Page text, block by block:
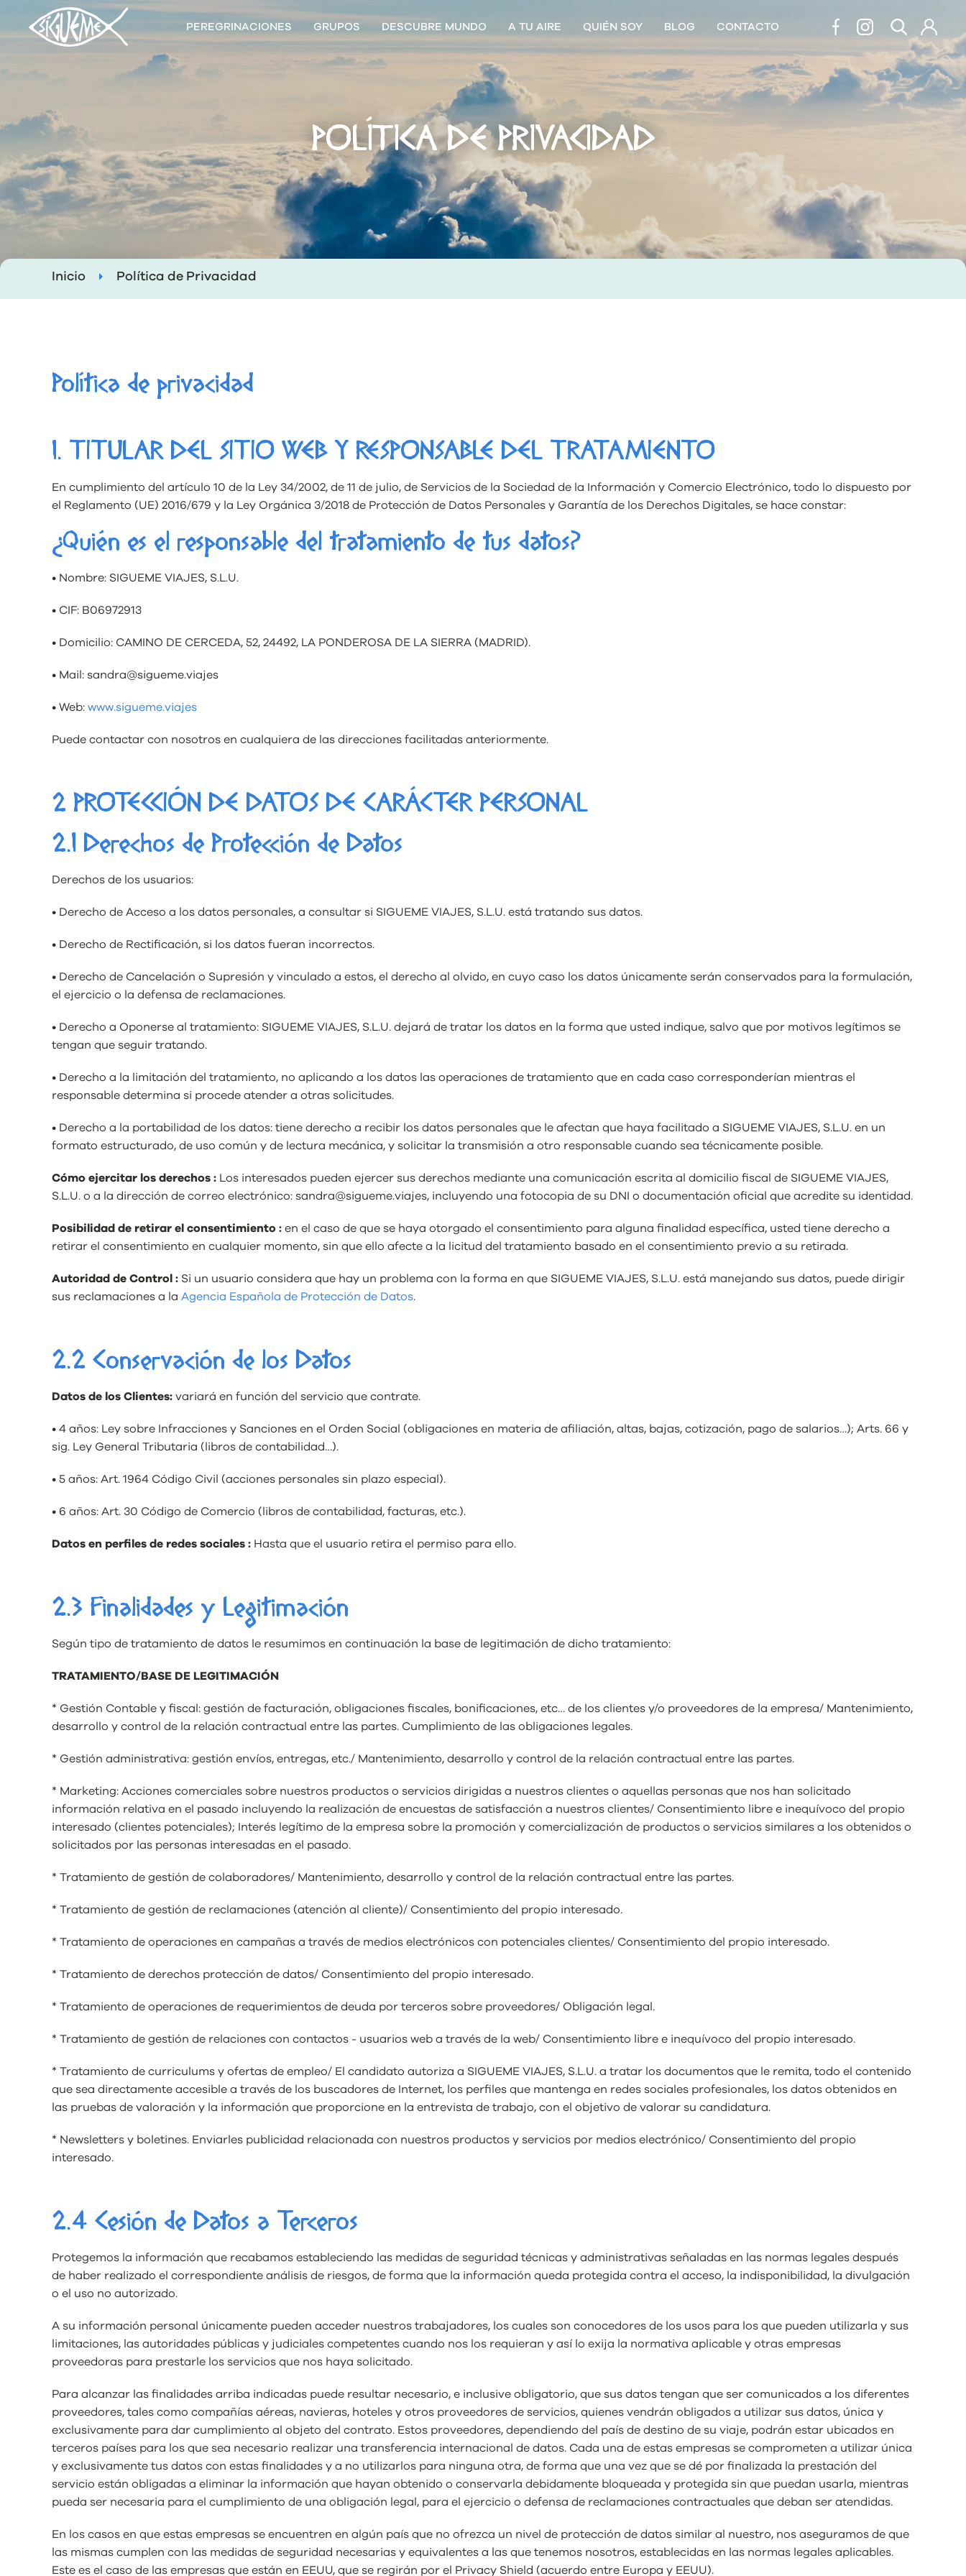
PEREGRINACIONES GRUPOS DESCUBRE MUNDO A TU AIRE QUIÉN SOY BLOG CONTACTO
POLÍTICA DE PRIVACIDAD
Inicio Política de Privacidad
Política de privacidad
1. TITULAR DEL SITIO WEB Y RESPONSABLE DEL TRATAMIENTO
En cumplimiento del artículo 10 de la Ley 34/2002, de 11 de julio, de Servicios de la Sociedad de la Información y Comercio Electrónico, todo lo dispuesto por
el Reglamento (UE) 2016/679 y la Ley Orgánica 3/2018 de Protección de Datos Personales y Garantía de los Derechos Digitales, se hace constar:
¿Quién es el responsable del tratamiento de tus datos?
• Nombre: SIGUEME VIAJES, S.L.U.
• CIF: B06972913
• Domicilio: CAMINO DE CERCEDA, 52, 24492, LA PONDEROSA DE LA SIERRA (MADRID).
• Mail: sandra@sigueme.viajes
• Web: www.sigueme.viajes
Puede contactar con nosotros en cualquiera de las direcciones facilitadas anteriormente.
2 PROTECCIÓN DE DATOS DE CARÁCTER PERSONAL
2.1 Derechos de Protección de Datos
Derechos de los usuarios:
• Derecho de Acceso a los datos personales, a consultar si SIGUEME VIAJES, S.L.U. está tratando sus datos.
• Derecho de Rectificación, si los datos fueran incorrectos.
• Derecho de Cancelación o Supresión y vinculado a estos, el derecho al olvido, en cuyo caso los datos únicamente serán conservados para la formulación,
el ejercicio o la defensa de reclamaciones.
• Derecho a Oponerse al tratamiento: SIGUEME VIAJES, S.L.U. dejará de tratar los datos en la forma que usted indique, salvo que por motivos legítimos se
tengan que seguir tratando.
• Derecho a la limitación del tratamiento, no aplicando a los datos las operaciones de tratamiento que en cada caso corresponderían mientras el
responsable determina si procede atender a otras solicitudes.
• Derecho a la portabilidad de los datos: tiene derecho a recibir los datos personales que le afectan que haya facilitado a SIGUEME VIAJES, S.L.U. en un
formato estructurado, de uso común y de lectura mecánica, y solicitar la transmisión a otro responsable cuando sea técnicamente posible.
Cómo ejercitar los derechos : Los interesados pueden ejercer sus derechos mediante una comunicación escrita al domicilio fiscal de SIGUEME VIAJES,
S.L.U. o a la dirección de correo electrónico: sandra@sigueme.viajes, incluyendo una fotocopia de su DNI o documentación oficial que acredite su identidad.
Posibilidad de retirar el consentimiento : en el caso de que se haya otorgado el consentimiento para alguna finalidad específica, usted tiene derecho a
retirar el consentimiento en cualquier momento, sin que ello afecte a la licitud del tratamiento basado en el consentimiento previo a su retirada.
Autoridad de Control : Si un usuario considera que hay un problema con la forma en que SIGUEME VIAJES, S.L.U. está manejando sus datos, puede dirigir
sus reclamaciones a la Agencia Española de Protección de Datos.
2.2 Conservación de los Datos
Datos de los Clientes: variará en función del servicio que contrate.
• 4 años: Ley sobre Infracciones y Sanciones en el Orden Social (obligaciones en materia de afiliación, altas, bajas, cotización, pago de salarios…); Arts. 66 y
sig. Ley General Tributaria (libros de contabilidad…).
• 5 años: Art. 1964 Código Civil (acciones personales sin plazo especial).
• 6 años: Art. 30 Código de Comercio (libros de contabilidad, facturas, etc.).
Datos en perfiles de redes sociales : Hasta que el usuario retira el permiso para ello.
2.3 Finalidades y Legitimación
Según tipo de tratamiento de datos le resumimos en continuación la base de legitimación de dicho tratamiento:
TRATAMIENTO/BASE DE LEGITIMACIÓN
* Gestión Contable y fiscal: gestión de facturación, obligaciones fiscales, bonificaciones, etc… de los clientes y/o proveedores de la empresa/ Mantenimiento,
desarrollo y control de la relación contractual entre las partes. Cumplimiento de las obligaciones legales.
* Gestión administrativa: gestión envíos, entregas, etc./ Mantenimiento, desarrollo y control de la relación contractual entre las partes.
* Marketing: Acciones comerciales sobre nuestros productos o servicios dirigidas a nuestros clientes o aquellas personas que nos han solicitado
información relativa en el pasado incluyendo la realización de encuestas de satisfacción a nuestros clientes/ Consentimiento libre e inequívoco del propio
interesado (clientes potenciales); Interés legítimo de la empresa sobre la promoción y comercialización de productos o servicios similares a los obtenidos o
solicitados por las personas interesadas en el pasado.
* Tratamiento de gestión de colaboradores/ Mantenimiento, desarrollo y control de la relación contractual entre las partes.
* Tratamiento de gestión de reclamaciones (atención al cliente)/ Consentimiento del propio interesado.
* Tratamiento de operaciones en campañas a través de medios electrónicos con potenciales clientes/ Consentimiento del propio interesado.
* Tratamiento de derechos protección de datos/ Consentimiento del propio interesado.
* Tratamiento de operaciones de requerimientos de deuda por terceros sobre proveedores/ Obligación legal.
* Tratamiento de gestión de relaciones con contactos - usuarios web a través de la web/ Consentimiento libre e inequívoco del propio interesado.
* Tratamiento de curriculums y ofertas de empleo/ El candidato autoriza a SIGUEME VIAJES, S.L.U. a tratar los documentos que le remita, todo el contenido
que sea directamente accesible a través de los buscadores de Internet, los perfiles que mantenga en redes sociales profesionales, los datos obtenidos en
las pruebas de valoración y la información que proporcione en la entrevista de trabajo, con el objetivo de valorar su candidatura.
* Newsletters y boletines. Enviarles publicidad relacionada con nuestros productos y servicios por medios electrónico/ Consentimiento del propio
interesado.
2.4 Cesión de Datos a Terceros
Protegemos la información que recabamos estableciendo las medidas de seguridad técnicas y administrativas señaladas en las normas legales después
de haber realizado el correspondiente análisis de riesgos, de forma que la información queda protegida contra el acceso, la indisponibilidad, la divulgación
o el uso no autorizado.
A su información personal únicamente pueden acceder nuestros trabajadores, los cuales son conocedores de los usos para los que pueden utilizarla y sus
limitaciones, las autoridades públicas y judiciales competentes cuando nos los requieran y así lo exija la normativa aplicable y otras empresas
proveedoras para prestarle los servicios que nos haya solicitado.
Para alcanzar las finalidades arriba indicadas puede resultar necesario, e inclusive obligatorio, que sus datos tengan que ser comunicados a los diferentes
proveedores, tales como compañías aéreas, navieras, hoteles y otros proveedores de servicios, quienes vendrán obligados a utilizar sus datos, única y
exclusivamente para dar cumplimiento al objeto del contrato. Estos proveedores, dependiendo del país de destino de su viaje, podrán estar ubicados en
terceros países para los que sea necesario realizar una transferencia internacional de datos. Cada una de estas empresas se comprometen a utilizar única
y exclusivamente tus datos con estas finalidades y a no utilizarlos para ninguna otra, de forma que una vez que se dé por finalizada la prestación del
servicio están obligadas a eliminar la información que hayan obtenido o conservarla debidamente bloqueada y protegida sin que puedan usarla, mientras
pueda ser necesaria para el cumplimiento de una obligación legal, para el ejercicio o defensa de reclamaciones contractuales que deban ser atendidas.
En los casos en que estas empresas se encuentren en algún país que no ofrezca un nivel de protección de datos similar al nuestro, nos aseguramos de que
las mismas cumplen con las medidas de seguridad necesarias y equivalentes a las que tenemos nosotros, establecidas en las normas legales aplicables.
Este es el caso de las empresas que están en EEUU, que se regirán por el Privacy Shield (acuerdo entre Europa y EEUU).